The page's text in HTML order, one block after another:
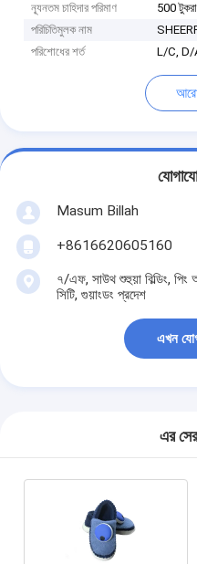
ন্যূনতম চাহিদার পরিমাণ
500 টুকরা
পরিচিতিমুলক নাম
পরিশোধের শর্ত
L/C, D/
Masum Billah
+8616620605160
৭/এফ, সাউথ শুহুয়া বিল্ডিং,
সিটি, গুয়াংডং প্রদেশ
এখন
এর